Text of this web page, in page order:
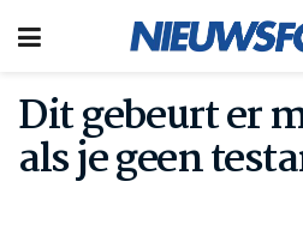
Dit gebeurt er
als je geen